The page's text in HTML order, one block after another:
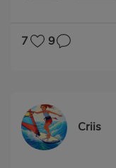
7 9
Criis